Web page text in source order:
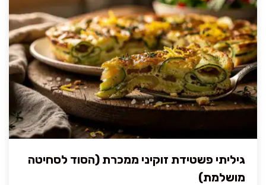
גיליתי פשטידת זוקיני ממכרת (הסוד לסחיטה
מושלמת)